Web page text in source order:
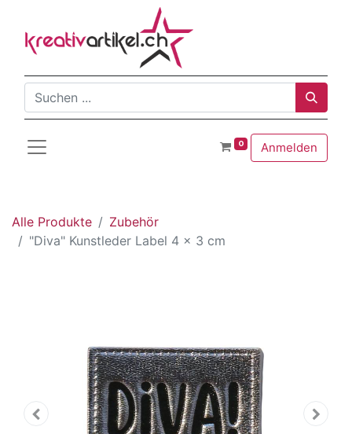
0 Anmelden
Alle Produkte
Zubehör
"Diva" Kunstleder Label 4 x 3 cm